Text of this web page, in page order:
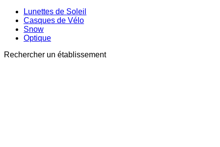
Lunettes de Soleil
Casques de Vélo
Snow
Optique
Rechercher un établissement